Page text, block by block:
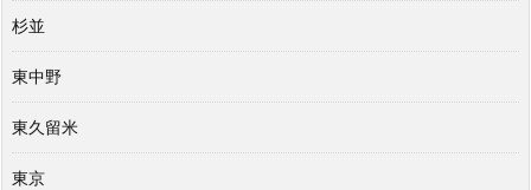
杉並
東中野
東久留米
東京